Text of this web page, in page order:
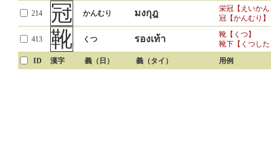
214 冠 かんむり มงกุฎ
栄冠【えいか
冠【かんむり】
413 靴 くつ รองเท้า
靴【くつ】
靴下【くつし
ID
漢字 義（日） 義（タイ） 用例